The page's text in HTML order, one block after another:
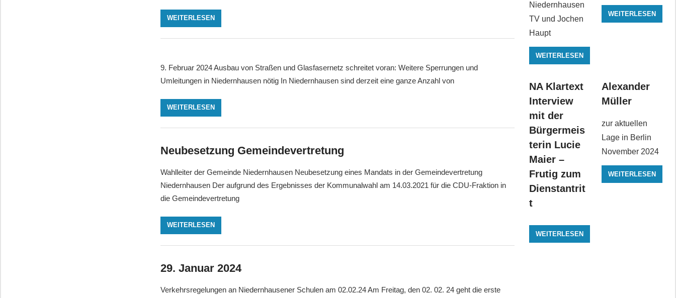
WEITERLESEN
9. Februar 2024 Ausbau von Straßen und Glasfasernetz schreitet voran: Weitere Sperrungen und
Umleitungen in Niedernhausen nötig In Niedernhausen sind derzeit eine ganze Anzahl von
WEITERLESEN
Neubesetzung Gemeindevertretung
Wahlleiter der Gemeinde Niedernhausen Neubesetzung eines Mandats in der Gemeindevertretung
Niedernhausen Der aufgrund des Ergebnisses der Kommunalwahl am 14.03.2021 für die CDU-Fraktion in
die Gemeindevertretung
WEITERLESEN
29. Januar 2024
Verkehrsregelungen an Niedernhausener Schulen am 02.02.24 Am Freitag, den 02. 02. 24 geht die erste
Niedernhausen
TV und Jochen
Haupt
WEITERLESEN
WEITERLESEN
NA Klartext
Interview
mit der
Bürgermeis
terin Lucie
Maier –
Frutig zum
Dienstantrit
t
WEITERLESEN
Alexander
Müller
zur aktuellen
Lage in Berlin
November 2024
WEITERLESEN